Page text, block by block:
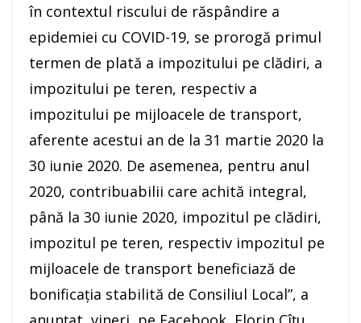
în contextul riscului de răspândire a
epidemiei cu COVID-19, se prorogă primul
termen de plată a impozitului pe clădiri, a
impozitului pe teren, respectiv a
impozitului pe mijloacele de transport,
aferente acestui an de la 31 martie 2020 la
30 iunie 2020. De asemenea, pentru anul
2020, contribuabilii care achită integral,
până la 30 iunie 2020, impozitul pe clădiri,
impozitul pe teren, respectiv impozitul pe
mijloacele de transport beneficiază de
bonificaţia stabilită de Consiliul Local”, a